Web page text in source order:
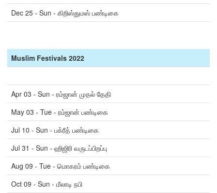
Dec 25 - Sun - கிறிஸ்துமஸ் பண்டிகை
Muslim Festivals 2022
Apr 03 - Sun - ரம்ஜான் முதல் தேதி
May 03 - Tue - ரம்ஜான் பண்டிகை
Jul 10 - Sun - பக்ரீத் பண்டிகை
Jul 31 - Sun - ஹிஜிரி வருடப்பிறப்பு
Aug 09 - Tue - மொகரம் பண்டிகை
Oct 09 - Sun - மீலாடி நபி